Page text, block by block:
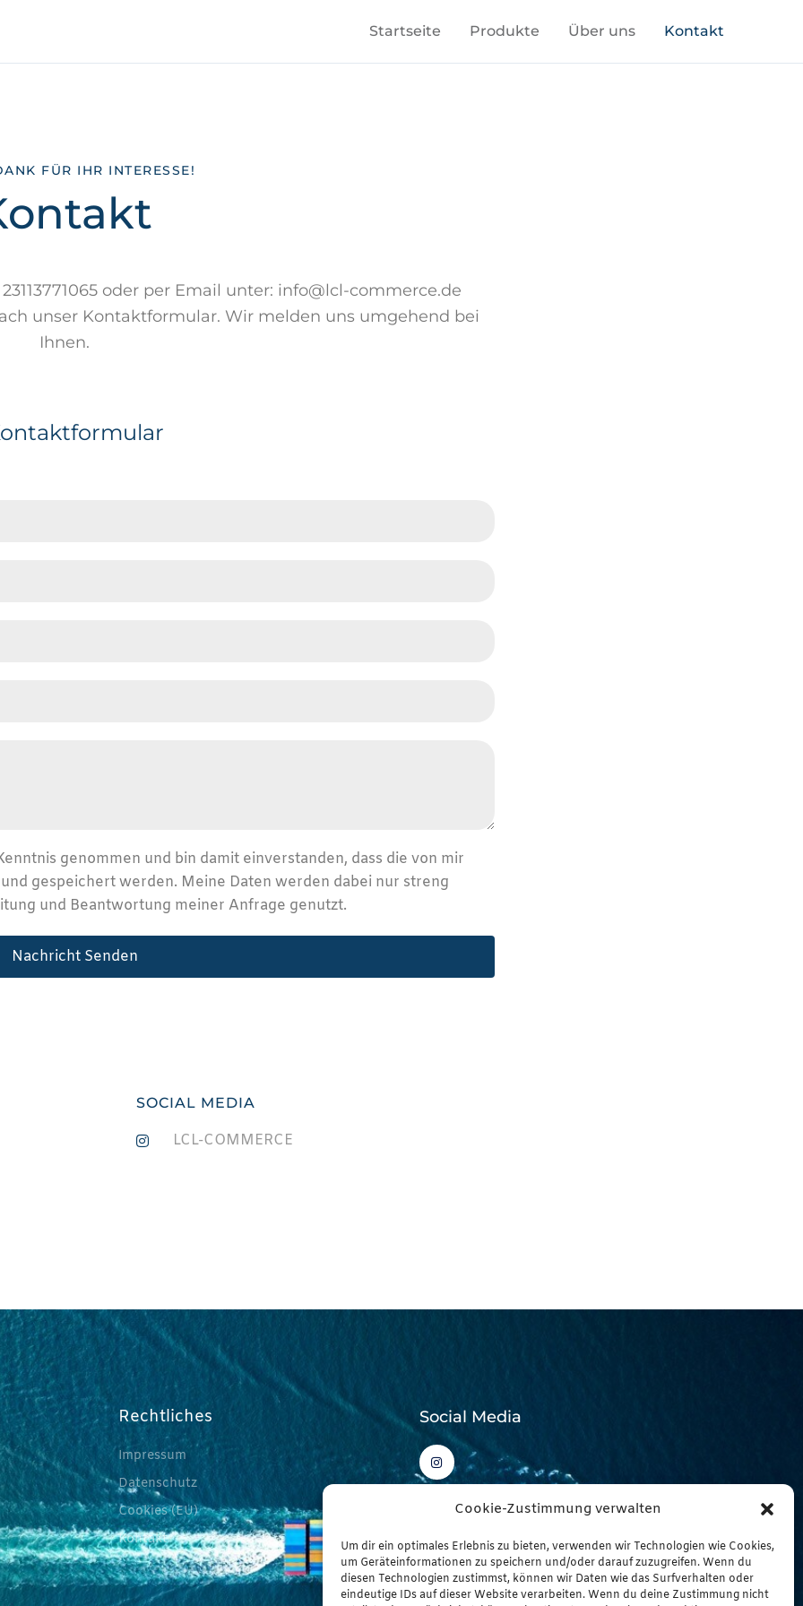
Cookie-Zustimmung verwalten
Um dir ein optimales Erlebnis zu bieten, verwenden wir Technologien wie Cookies,
um Geräteinformationen zu speichern und/oder darauf zuzugreifen. Wenn du
diesen Technologien zustimmst, können wir Daten wie das Surfverhalten oder
eindeutige IDs auf dieser Website verarbeiten. Wenn du deine Zustimmung nicht
Startseite Produkte Über uns Kontakt
FÜR IHR INTERESSE!
oder per Email unter: info@lcl-commerce.de
unser Kontaktformular. Wir melden uns umgehend bei
Ihnen.
genommen und bin damit einverstanden, dass die von mir
gespeichert werden. Meine Daten werden dabei nur streng
und Beantwortung meiner Anfrage genutzt.
Nachricht Senden
SOCIAL MEDIA
LCL-COMMERCE
Rechtliches
Impressum
Datenschutz
Cookies (EU)
Kontakt
Social Media
I
n
s
t
a
m